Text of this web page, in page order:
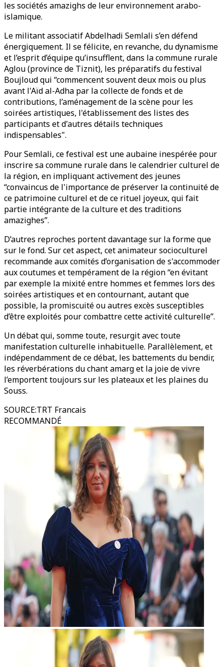
les sociétés amazighs de leur environnement arabo-
islamique.
Le militant associatif Abdelhadi Semlali s’en défend
énergiquement. Il se félicite, en revanche, du dynamisme
et l’esprit d’équipe qu’insufflent, dans la commune rurale
Aglou (province de Tiznit), les préparatifs du festival
Boujloud qui “commencent souvent deux mois ou plus
avant l'Aïd al-Adha par la collecte de fonds et de
contributions, l’aménagement de la scène pour les
soirées artistiques, l'établissement des listes des
participants et d'autres détails techniques
indispensables".
Pour Semlali, ce festival est une aubaine inespérée pour
inscrire sa commune rurale dans le calendrier culturel de
la région, en impliquant activement des jeunes
“convaincus de l'importance de préserver la continuité de
ce patrimoine culturel et de ce rituel joyeux, qui fait
partie intégrante de la culture et des traditions
amazighes”.
D’autres reproches portent davantage sur la forme que
sur le fond. Sur cet aspect, cet animateur socioculturel
recommande aux comités d’organisation de s'accommoder
aux coutumes et tempérament de la région “en évitant
par exemple la mixité entre hommes et femmes lors des
soirées artistiques et en contournant, autant que
possible, la promiscuité ou autres excès susceptibles
d’être exploités pour combattre cette activité culturelle”.
Un débat qui, somme toute, resurgit avec toute
manifestation culturelle inhabituelle. Parallèlement, et
indépendamment de ce débat, les battements du bendir,
les réverbérations du chant amarg et la joie de vivre
l’emportent toujours sur les plateaux et les plaines du
Souss.
SOURCE:TRT Francais
RECOMMANDÉ